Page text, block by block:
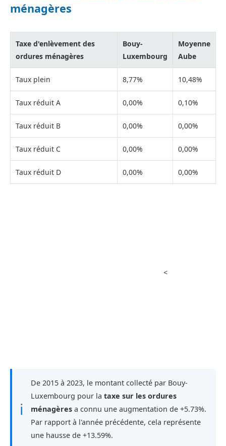
ménagères
Taxe d'enlèvement des
ordures ménagères
Bouy-
Luxembourg
Moyenne
Aube
Taux plein 8,77% 10,48%
Taux réduit A 0,00% 0,10%
Taux réduit B 0,00% 0,00%
Taux réduit C 0,00% 0,00%
Taux réduit D 0,00% 0,00%
<
ℹ
De 2015 à 2023, le montant collecté par Bouy-
Luxembourg pour la taxe sur les ordures
ménagères a connu une augmentation de +5.73%.
Par rapport à l'année précédente, cela représente
une hausse de +13.59%.